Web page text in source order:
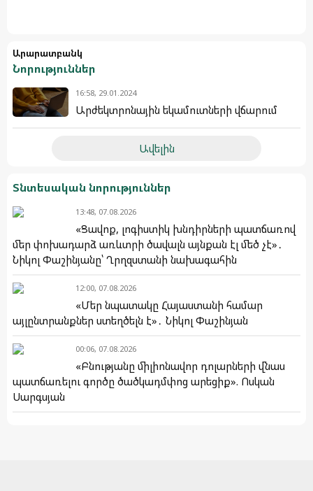
Արարատբանկ
Նորություններ
16:58, 29.01.2024
Արժեկտրոնային եկամուտների վճարում
Ավելին
Տնտեսական նորություններ
13:48, 07.08.2026
«Ցավոք, լոգիստիկ խնդիրների պատճառով
մեր փոխադարձ առևտրի ծավալն այնքան էլ մեծ չէ»․
Նիկոլ Փաշինյանը՝ Ղրղզստանի նախագահին
12:00, 07.08.2026
«Մեր նպատակը Հայաստանի համար
այլընտրանքներ ստեղծելն է»․ Նիկոլ Փաշինյան
00:06, 07.08.2026
«Բնությանը միլիոնավոր դոլարների վնաս
պատճառելու գործը ծածկադմփոց արեցիք». Ոսկան
Սարգսյան